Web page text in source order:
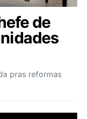
de
pras reformas